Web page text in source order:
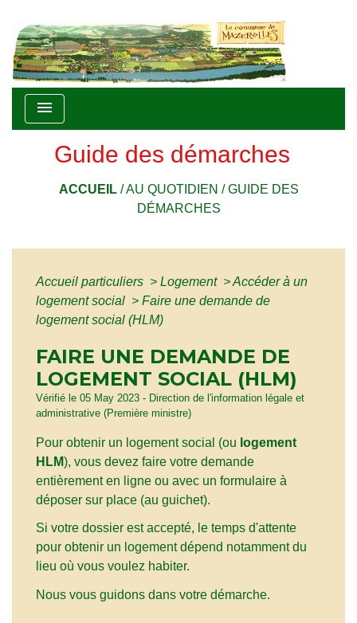
menu
Guide des démarches
ACCUEIL/AU QUOTIDIEN /GUIDE DES
DÉMARCHES
Accueil particuliers > Logement >Accéder à un
logement social > Faire une demande de
logement social (HLM)
FAIRE UNE DEMANDE DE
LOGEMENT SOCIAL (HLM)
Vérifié le 05 May 2023 - Direction de l'information légale et
administrative (Première ministre)
Pour obtenir un logement social (ou logement
HLM), vous devez faire votre demande
entièrement en ligne ou avec un formulaire à
déposer sur place (au guichet).
Si votre dossier est accepté, le temps d'attente
pour obtenir un logement dépend notamment du
lieu où vous voulez habiter.
Nous vous guidons dans votre démarche.